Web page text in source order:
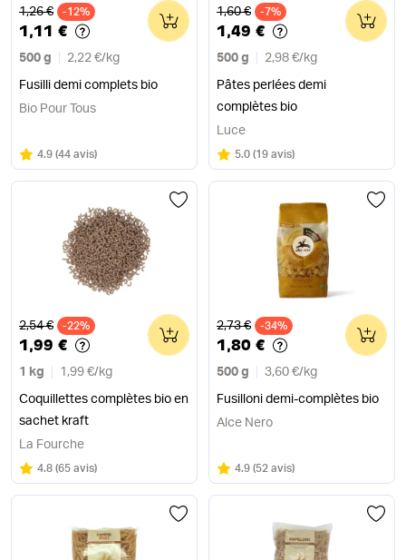
Ancien prix
1,26 € -12%
1,11 €
500 g 2,22 €/ kg
Fusilli demi complets bio
0
Bio Pour Tous
Note
4.9 sur 5
(44 avis)
Ancien prix
1,60 € -7%
1,49 €
500 g 2,98 €/ kg
Pâtes perlées demi
complètes bio
0
Luce
Note
5.0 sur 5
(19 avis)
Ancien prix
2,54 € -22%
1,99 €
1 kg 1,99 €/ kg
Coquillettes complètes bio en
sachet kraft
0
La Fourche
Note
4.8 sur 5
(65 avis)
Ancien prix
2,73 € -34%
1,80 €
500 g 3,60 €/ kg
Fusilloni demi-complètes bio
0
Alce Nero
Note
4.9 sur 5
(52 avis)